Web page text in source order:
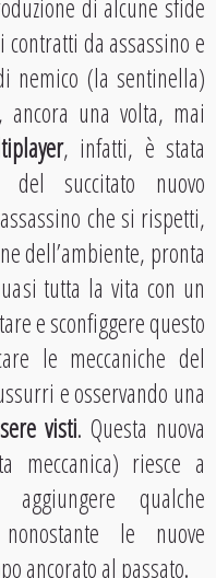
di alcune sfide
contratti da assassino e
nemico (la sentinella)
ancora una volta, mai
, infatti, è stata
del succitato nuovo
che si rispetti,
dell’ambiente, pronta
tutta la vita con un
e sconfiggere questo
le meccaniche del
e osservando una
visti. Questa nuova
meccanica) riesce a
qualche
le nuove
ancorato al passato.